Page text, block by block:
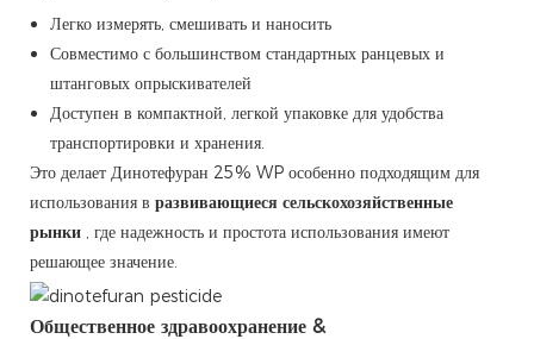
Легко измерять, смешивать и наносить
Совместимо с большинством стандартных ранцевых и
штанговых опрыскивателей
Доступен в компактной, легкой упаковке для удобства
транспортировки и хранения.
Это делает Динотефуран 25% WP особенно подходящим для
использования в развивающиеся сельскохозяйственные
рынки , где надежность и простота использования имеют
решающее значение.
Общественное здравоохранение &